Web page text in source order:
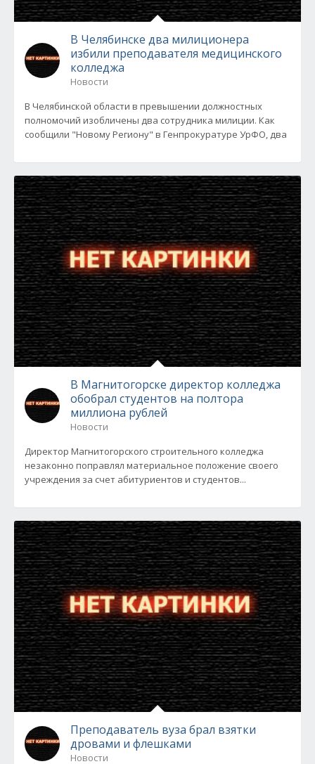
В Челябинске два милиционера
избили преподавателя медицинского
колледжа
Новости
В Челябинской области в превышении должностных
полномочий изобличены два сотрудника милиции. Как
сообщили "Новому Региону" в Генпрокуратуре УрФО, два
В Магнитогорске директор колледжа
обобрал студентов на полтора
миллиона рублей
Новости
Директор Магнитогорского строительного колледжа
незаконно поправлял материальное положение своего
учреждения за счет абитуриентов и студентов...
Преподаватель вуза брал взятки
дровами и флешками
Новости